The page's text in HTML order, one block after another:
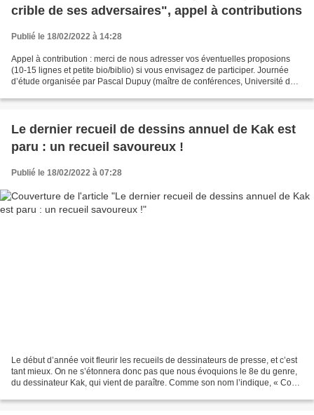
crible de ses adversaires", appel à contributions
Publié le 18/02/2022 à 14:28
Appel à contribution : merci de nous adresser vos éventuelles proposions
(10-15 lignes et petite bio/biblio) si vous envisagez de participer. Journée
d’étude organisée par Pascal Dupuy (maître de conférences, Université de
Le dernier recueil de dessins annuel de Kak est
paru : un recueil savoureux !
Publié le 18/02/2022 à 07:28
Le début d’année voit fleurir les recueils de dessinateurs de presse, et c’est
tant mieux. On ne s’étonnera donc pas que nous évoquions le 8e du genre,
du dessinateur Kak, qui vient de paraître. Comme son nom l’indique, « Covid